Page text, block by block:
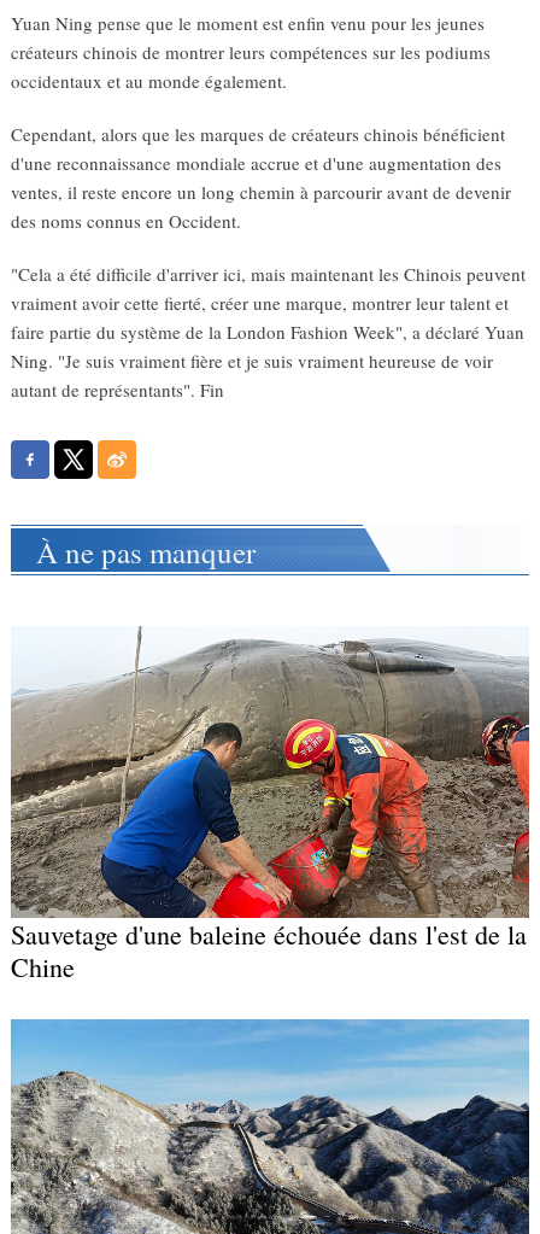
Yuan Ning pense que le moment est enfin venu pour les jeunes
créateurs chinois de montrer leurs compétences sur les podiums
occidentaux et au monde également.
Cependant, alors que les marques de créateurs chinois bénéficient
d'une reconnaissance mondiale accrue et d'une augmentation des
ventes, il reste encore un long chemin à parcourir avant de devenir
des noms connus en Occident.
"Cela a été difficile d'arriver ici, mais maintenant les Chinois peuvent
vraiment avoir cette fierté, créer une marque, montrer leur talent et
faire partie du système de la London Fashion Week", a déclaré Yuan
Ning. "Je suis vraiment fière et je suis vraiment heureuse de voir
autant de représentants". Fin
À ne pas manquer
Sauvetage d'une baleine échouée dans l'est de la
Chine